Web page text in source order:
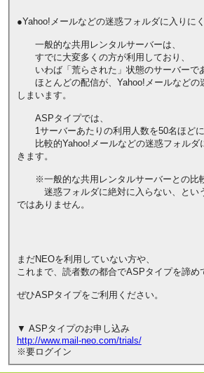
●Yahoo!メールなどの迷惑フォルダに入りに
一般的な共用レンタルサーバーは、
すでに大変多くの方が利用しており、
いわば「荒らされた」状態のサーバーで
ほとんどの配信が、Yahoo!メールなどの
しまいます。
ASPタイプでは、
1サーバーあたりの利用人数を50名ほどに
比較的Yahoo!メールなどの迷惑フォルダ
きます。
※一般的な共用レンタルサーバーとの比
迷惑フォルダに絶対に入らない、とい
ではありません。
まだNEOを利用していない方や、
これまで、読者数の都合でASPタイプを諦め
ぜひASPタイプをご利用ください。
▼ ASPタイプのお申し込み
http://www.mail-neo.com/trials/
※要ログイン